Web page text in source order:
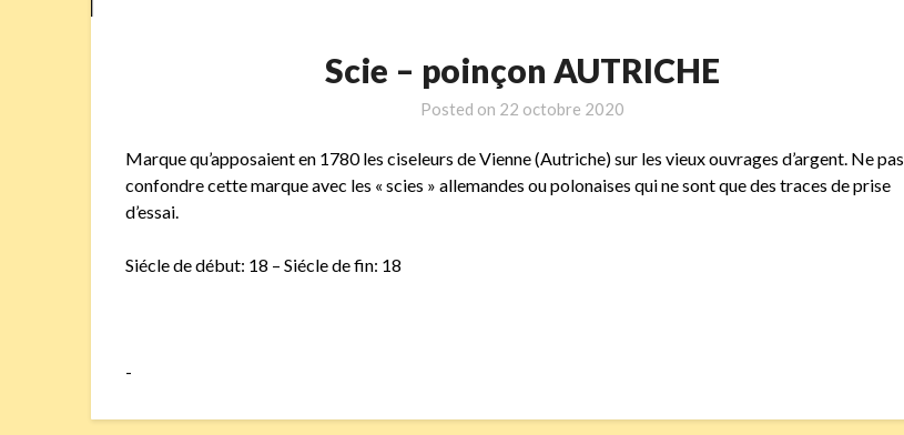
Scie – poinçon AUTRICHE
Posted on 22 octobre 2020
Marque qu’apposaient en 1780 les ciseleurs de Vienne (Autriche) sur les vieux ouvrages d’argent. Ne pas
confondre cette marque avec les « scies » allemandes ou polonaises qui ne sont que des traces de prise
d’essai.
Siécle de début: 18 – Siécle de fin: 18
-